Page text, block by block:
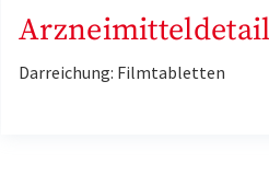
Darreichung: Filmtabletten